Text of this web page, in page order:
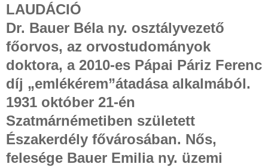
LAUDÁCIÓ
Dr. Bauer Béla ny. osztályvezető
főorvos, az orvostudományok
doktora, a 2010-es Pápai Páriz Ferenc
díj „emlékérem”átadása alkalmából.
1931 október 21-én
Szatmárnémetiben született
Északerdély fővárosában. Nős,
felesége Bauer Emilia ny. üzemi